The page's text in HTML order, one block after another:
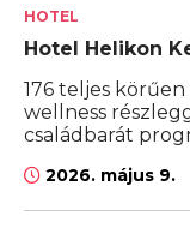
HOTEL
Hotel Helikon
176 teljes
wellness
családbarát
2026. május 9.